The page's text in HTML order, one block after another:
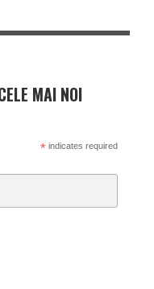
MAI NOI
*indicates required